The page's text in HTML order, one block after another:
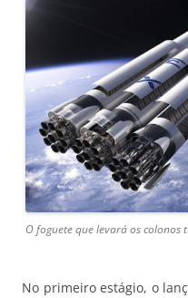
O foguete que levará os colonos
No primeiro estágio, o